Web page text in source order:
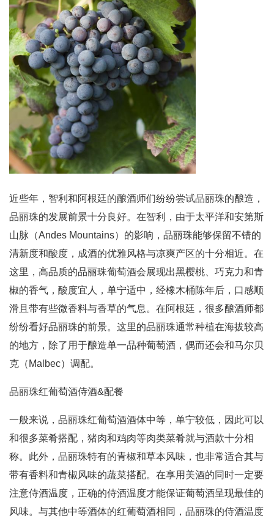
近些年，智利和阿根廷的酿酒师们纷纷尝试品丽珠的酿造，
品丽珠的发展前景十分良好。在智利，由于太平洋和安第斯
山脉（Andes Mountains）的影响，品丽珠能够保留不错的
清新度和酸度，成酒的优雅风格与凉爽产区的十分相近。在
这里，高品质的品丽珠葡萄酒会展现出黑樱桃、巧克力和青
椒的香气，酸度宜人，单宁适中，经橡木桶陈年后，口感顺
滑且带有些微香料与香草的气息。在阿根廷，很多酿酒师都
纷纷看好品丽珠的前景。这里的品丽珠通常种植在海拔较高
的地方，除了用于酿造单一品种葡萄酒，偶而还会和马尔贝
克（Malbec）调配。
品丽珠红葡萄酒侍酒&配餐
一般来说，品丽珠红葡萄酒酒体中等，单宁较低，因此可以
和很多菜肴搭配，猪肉和鸡肉等肉类菜肴就与酒款十分相
称。此外，品丽珠特有的青椒和草本风味，也非常适合其与
带有香料和青椒风味的蔬菜搭配。在享用美酒的同时一定要
注意侍酒温度，正确的侍酒温度才能保证葡萄酒呈现最佳的
风味。与其他中等酒体的红葡萄酒相同，品丽珠的侍酒温度